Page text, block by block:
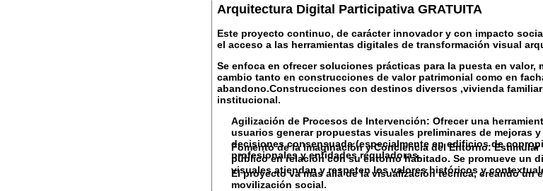
Arquitectura Digital Participativa GRATUITA
Este proyecto continuo, de carácter innovador y con impacto
el acceso a las herramientas digitales de transformación visual
Se enfoca en ofrecer soluciones prácticas para la puesta en valor,
cambio tanto en construcciones de valor patrimonial como en
abandono.Construcciones con destinos diversos ,vivienda
institucional.
Agilización de Procesos de Intervención: Ofrecer una
usuarios generar propuestas visuales preliminares de mejoras
decisiones consensuada(especialmente en edificios de
profesionales y entidades reguladoras.
Fomento de la Imaginación y Conciencia del Entorno:Estimular
público en relación con su entorno habitado. Se promueve un
visuales atiendan y respeten losvalores históricos y
El proyecto va más allá de la visualización técnica, creando un
movilización social.